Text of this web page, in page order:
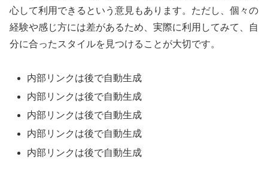
心して利用できるという意見もあります。ただし、個々の
経験や感じ方には差があるため、実際に利用してみて、自
分に合ったスタイルを見つけることが大切です。
内部リンクは後で自動生成
内部リンクは後で自動生成
内部リンクは後で自動生成
内部リンクは後で自動生成
内部リンクは後で自動生成